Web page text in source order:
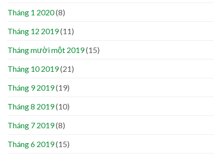
Tháng 1 2020(8)
Tháng 12 2019(11)
Tháng mười một 2019(15)
Tháng 10 2019(21)
Tháng 9 2019(19)
Tháng 8 2019(10)
Tháng 7 2019(8)
Tháng 6 2019(15)